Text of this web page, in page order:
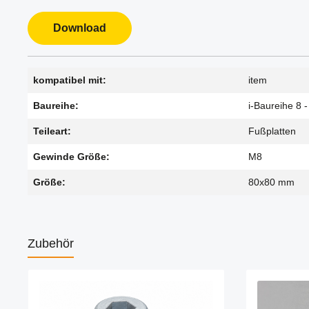
Download
kompatibel mit: item
Baureihe: i-Baureihe 8
Teileart: Fußplatten
Gewinde Größe: M8
Größe: 80x80 mm
Zubehör